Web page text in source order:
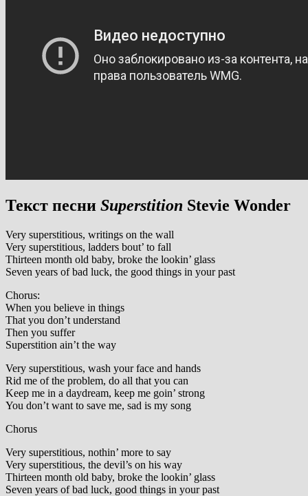
Текст песни Superstition Stevie Wonder
Very superstitious, writings on the wall
Very superstitious, ladders bout’ to fall
Thirteen month old baby, broke the lookin’ glass
Seven years of bad luck, the good things in your past
Chorus:
When you believe in things
That you don’t understand
Then you suffer
Superstition ain’t the way
Very superstitious, wash your face and hands
Rid me of the problem, do all that you can
Keep me in a daydream, keep me goin’ strong
You don’t want to save me, sad is my song
Chorus
Very superstitious, nothin’ more to say
Very superstitious, the devil’s on his way
Thirteen month old baby, broke the lookin’ glass
Seven years of bad luck, good things in your past